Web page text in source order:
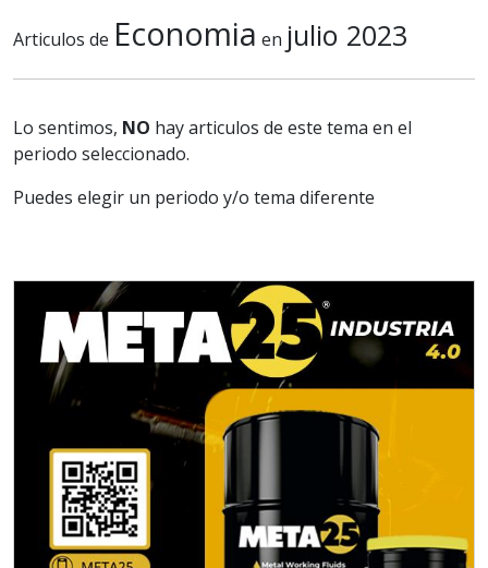
Articulos de Economia en julio 2023
Lo sentimos, NO hay articulos de este tema en el
periodo seleccionado.
Puedes elegir un periodo y/o tema diferente